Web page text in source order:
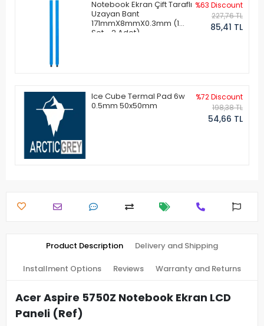
Notebook Ekran Çift Taraflı
Uzayan Bant
171mmX8mmX0.3mm (1
Set - 2 Adet)
%63 Discount
227,76 TL
85,41 TL
Ice Cube Termal Pad 6w
0.5mm 50x50mm
%72 Discount
198,38 TL
54,66 TL
Product Description Delivery and Shipping
Installment Options Reviews Warranty and Returns
Acer Aspire 5750Z Notebook Ekran LCD
Paneli (Ref)